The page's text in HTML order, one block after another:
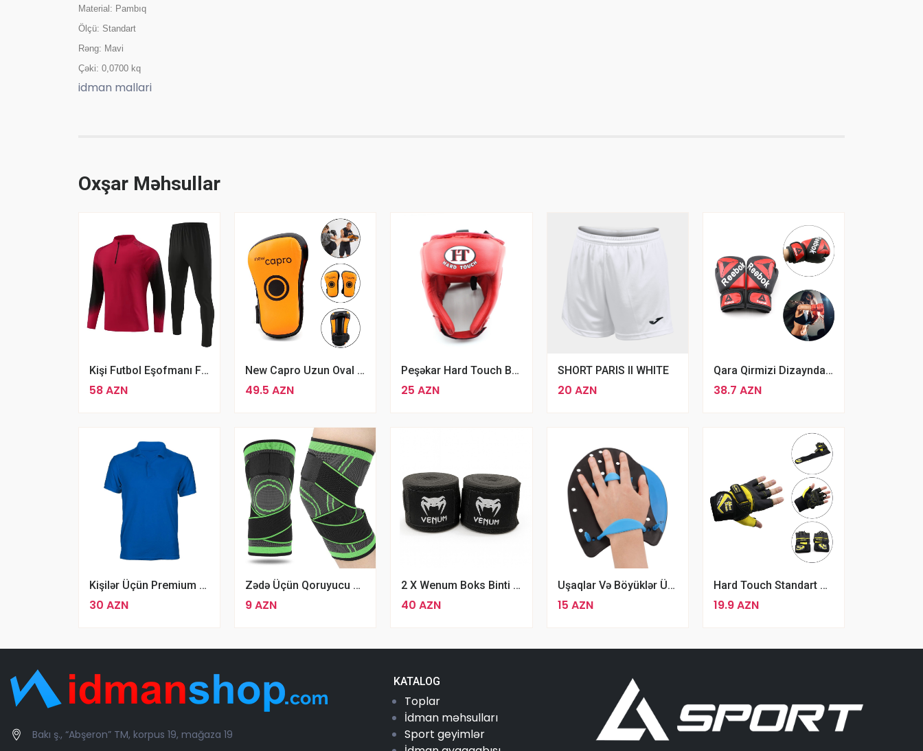
Material: Pambıq
Ölçü: Standart
Rəng: Mavi
Çəki: 0,0700 kq
idman mallari
Oxşar Məhsullar
Kişi Futbol Eşofmanı Futbol Məşqləri Üçün Yay Qış İdman Geyimləri
58 AZN
New Capro Uzun Oval Arxa Tutacaqlı Təlim Lapa 2 Ədəd
49.5 AZN
Peşəkar Hard Touch Baş Qoruyucu Kask MMA Boks Dəbilqəsi Kikboksinq Karate Taekvondo Baş Geyimi
25 AZN
SHORT PARIS II WHITE
20 AZN
Qara Qirmizi Dizaynda Təkminləşdirilmiş Reebok Boks Əlcəyi
38.7 AZN
Kişilər Üçün Premium Polo T-Shirt
30 AZN
Zədə Üçün Qoruyucu Dizlik Ortopedik Tibbi Dizlik
9 AZN
2 X Wenum Boks Binti Qara Boks Sarğıları
40 AZN
Uşaqlar Və Böyüklər Üçün Professional Tənzimlənbilən Spdo Üzgüçülük Üzgəcləri
15 AZN
Hard Touch Standart Razmer Dəri Sport Elcek
19.9 AZN
Bakı ş., “Abşeron” TM, korpus 19, mağaza 19
KATALOG
Toplar
İdman məhsulları
Sport geyimlər